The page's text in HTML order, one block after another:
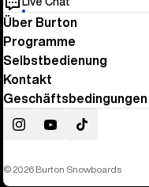
Über Burton
Programme
Selbstbedienung
Kontakt
Geschäftsbedingungen
InstagramYouTubeTikTok
© 2026 Burton Snowboards